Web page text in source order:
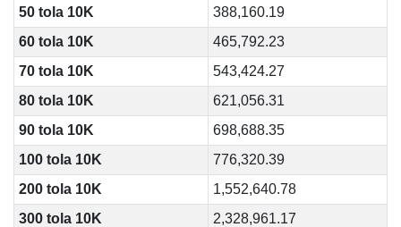
50 tola 10K
388,160.19
60 tola 10K
465,792.23
70 tola 10K
543,424.27
80 tola 10K
621,056.31
90 tola 10K
698,688.35
100 tola 10K
776,320.39
200 tola 10K
1,552,640.78
300 tola 10K
2,328,961.17